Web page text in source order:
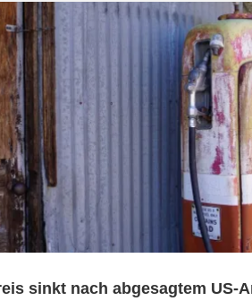
sinkt nach abgesagtem US-